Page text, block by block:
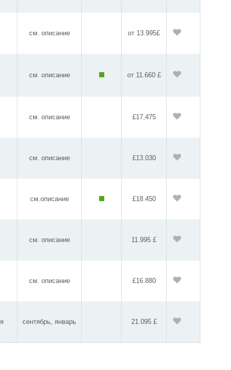
см. описание от 13.995£
см. описание от 11.660 £
см. описание £17,475
см. описание £13.030
см.описание £18.450
см. описание 11.995 £
см. описание £16.880
сентябрь, январь 21.095 £